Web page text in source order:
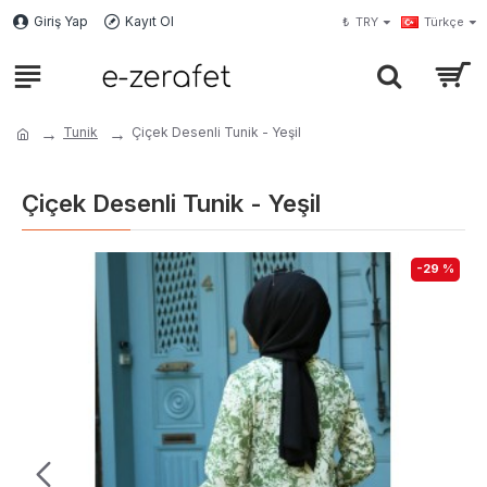
Giriş Yap Kayıt Ol ₺ TRY Türkçe
Tunik Çiçek Desenli Tunik - Yeşil
Çiçek Desenli Tunik - Yeşil
-29 %